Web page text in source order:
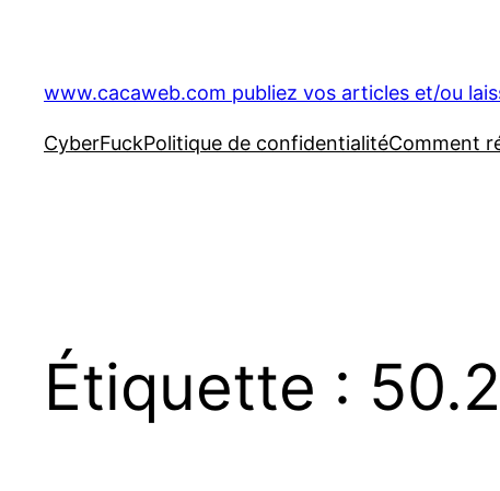
contenu
www.cacaweb.com publiez vos articles et/ou
CyberFuckPolitique de confidentialitéComment
Étiquette :